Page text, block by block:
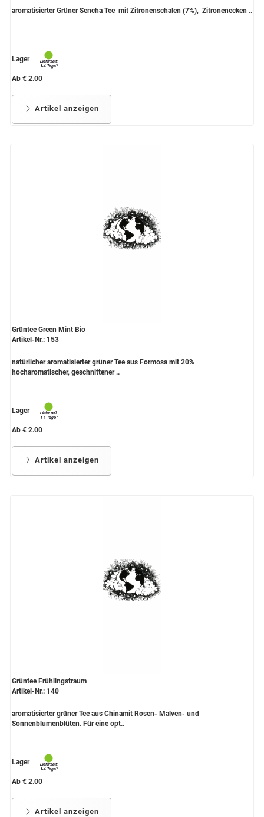
aromatisierter Grüner Sencha Tee mit Zitronenschalen (7%), Zitronenecken ..
Lager
Ab € 2.00
Artikel anzeigen
Grüntee Green Mint Bio
Artikel-Nr.: 153
natürlicher aromatisierter grüner Tee aus Formosa mit 20%
hocharomatischer, geschnittener ..
Lager
Ab € 2.00
Artikel anzeigen
Grüntee Frühlingstraum
Artikel-Nr.: 140
aromatisierter grüner Tee aus Chinamit Rosen- Malven- und
Sonnenblumenblüten. Für eine opt..
Lager
Ab € 2.00
Artikel anzeigen